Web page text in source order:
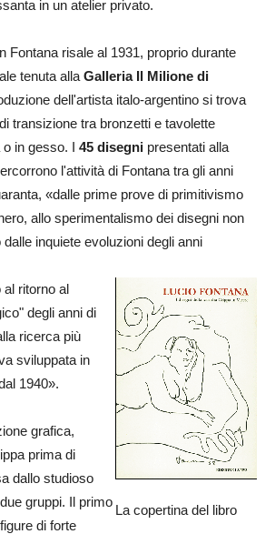
in un atelier privato.
Fontana risale al 1931, proprio durante
tenuta alla Galleria Il Milione di
dell'artista italo-argentino si trova
transizione tra bronzetti e tavolette
in gesso. I 45 disegni presentati alla
l'attività di Fontana tra gli anni
«dalle prime prove di primitivismo
allo sperimentalismo dei disegni non
inquiete evoluzioni degli anni
La copertina del libro
ritorno al
degli anni di
ricerca più
sviluppata in
1940».
grafica,
prima di
dallo studioso
gruppi. Il primo
di forte